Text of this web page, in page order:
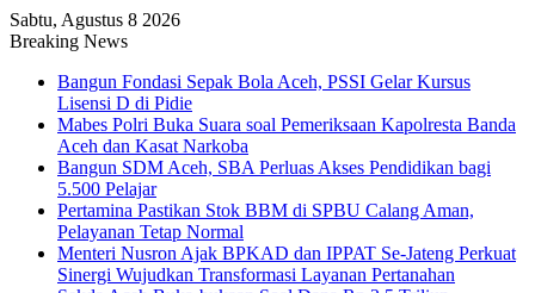
Sabtu, Agustus 8 2026
Breaking News
Bangun Fondasi Sepak Bola Aceh, PSSI Gelar Kursus
Lisensi D di Pidie
Mabes Polri Buka Suara soal Pemeriksaan Kapolresta Banda
Aceh dan Kasat Narkoba
Bangun SDM Aceh, SBA Perluas Akses Pendidikan bagi
5.500 Pelajar
Pertamina Pastikan Stok BBM di SPBU Calang Aman,
Pelayanan Tetap Normal
Menteri Nusron Ajak BPKAD dan IPPAT Se-Jateng Perkuat
Sinergi Wujudkan Transformasi Layanan Pertanahan